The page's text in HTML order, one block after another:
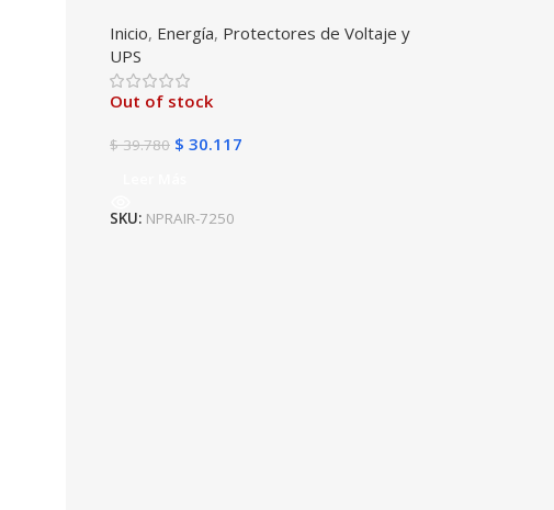
15A Protección contra picos de voltaje
equipos aire acondicionado
Inicio, Energía, Protectores de Voltaje y
UPS
Out of stock
$39.780 $ 30.117
SKU: NPRAIR-7250